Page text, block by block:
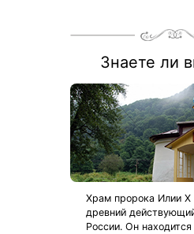
Знаете ли
Храм пророка Илии
древний
России. Он